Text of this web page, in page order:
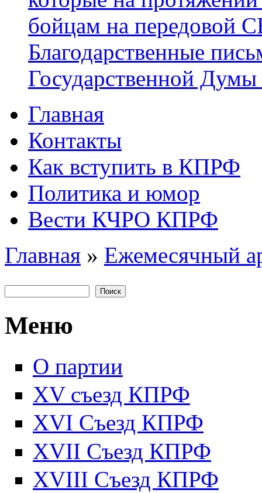
бойцам на передовой
Благодарственные
Государственной
Главное меню
Главная
Контакты
Как вступить в КПРФ
Политика и юмор
Вести КЧРО КПРФ
Вы здесь
Главная » Ежемесячный
Форма поиска
Меню
О партии
XV съезд КПРФ
XVI Съезд КПРФ
XVII Cъезд КПРФ
XVIII Cъезд КПРФ